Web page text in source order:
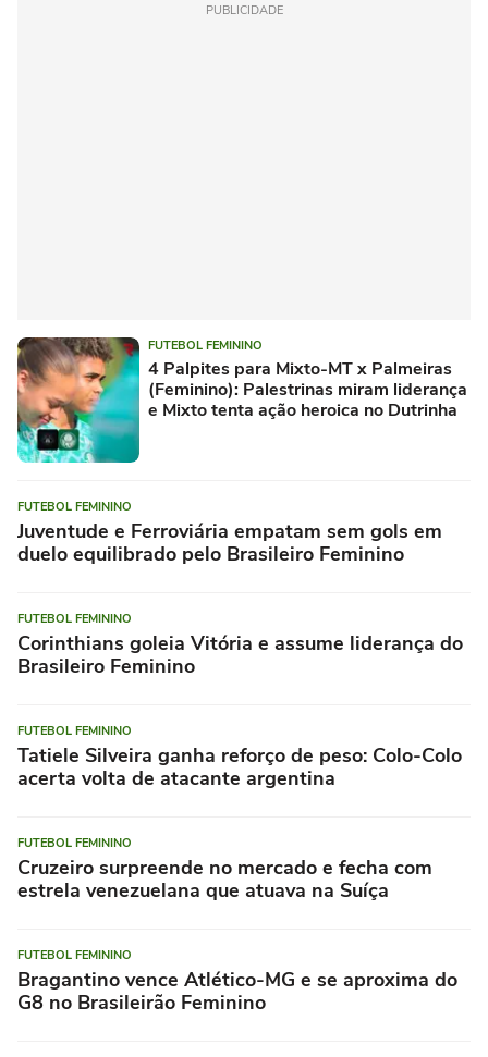
PUBLICIDADE
FUTEBOL FEMININO
4 Palpites para Mixto-MT x Palmeiras
(Feminino): Palestrinas miram liderança
e Mixto tenta ação heroica no Dutrinha
FUTEBOL FEMININO
Juventude e Ferroviária empatam sem gols em
duelo equilibrado pelo Brasileiro Feminino
FUTEBOL FEMININO
Corinthians goleia Vitória e assume liderança do
Brasileiro Feminino
FUTEBOL FEMININO
Tatiele Silveira ganha reforço de peso: Colo-Colo
acerta volta de atacante argentina
FUTEBOL FEMININO
Cruzeiro surpreende no mercado e fecha com
estrela venezuelana que atuava na Suíça
FUTEBOL FEMININO
Bragantino vence Atlético-MG e se aproxima do
G8 no Brasileirão Feminino